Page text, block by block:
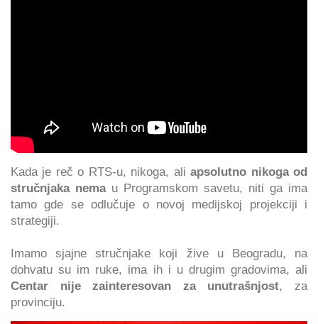
Kada je reč o RTS-u, nikoga, ali apsolutno nikoga od
stručnjaka nema u Programskom savetu, niti ga ima
tamo gde se odlučuje o novoj medijskoj projekciji i
strategiji.
Imamo sjajne stručnjake koji žive u Beogradu, na
dohvatu su im ruke, ima ih i u drugim gradovima, ali
Centar nije zainteresovan za unutrašnjost, za
provinciju.